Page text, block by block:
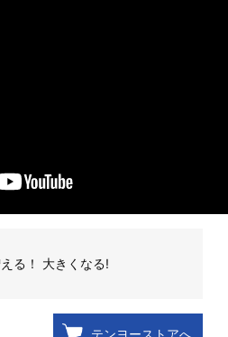
る！ 大きくなる!
テンヨーストアへ